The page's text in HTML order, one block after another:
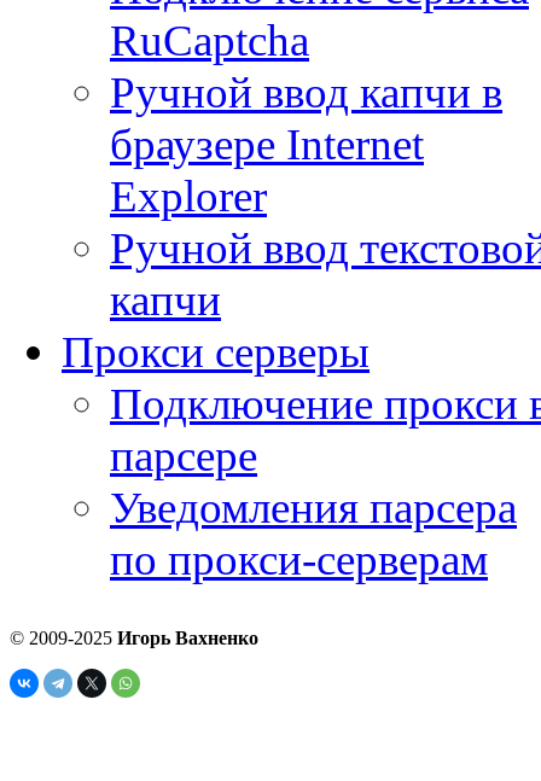
RuCaptcha
Ручной ввод капчи в
браузере Internet
Explorer
Ручной ввод
капчи
Прокси серверы
Подключение прокси
парсере
Уведомления парсера
по прокси-серверам
© 2009-2025 Игорь Вахненко